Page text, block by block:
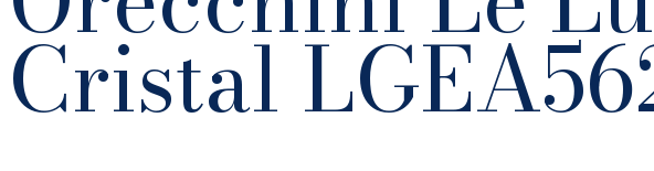
Cristal